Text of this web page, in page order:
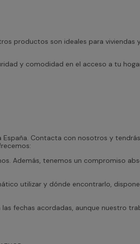
productos son ideales para viviendas
y comodidad en el acceso a tu
Contacta con nosotros y
Además, tenemos un compromiso
utilizar y dónde encontrarlo,
fechas acordadas, aunque nuestro